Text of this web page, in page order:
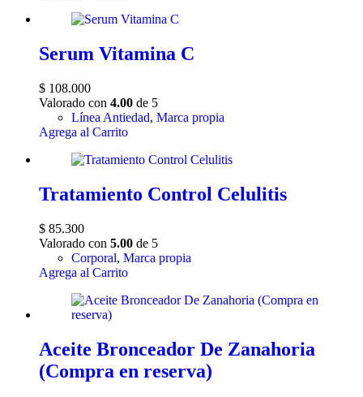
Serum Vitamina C
$ 108.000
Valorado con 4.00 de 5
Línea Antiedad, Marca propia
Agrega al Carrito
Tratamiento Control Celulitis
$ 85.300
Valorado con 5.00 de 5
Corporal, Marca propia
Agrega al Carrito
Aceite Bronceador De Zanahoria
(Compra en reserva)